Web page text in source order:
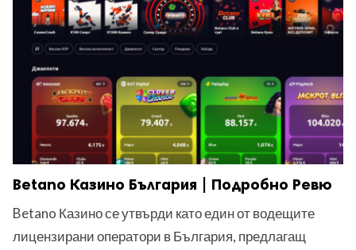
Betano Казино България | Подробно Ревю
Betano Казино се утвърди като един от водещите
лицензирани оператори в България, предлагащ